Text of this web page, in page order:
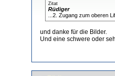
Zitat
Rüdiger
...2. Zugang zum oberen
und danke für die Bilder.
Und eine schwere oder